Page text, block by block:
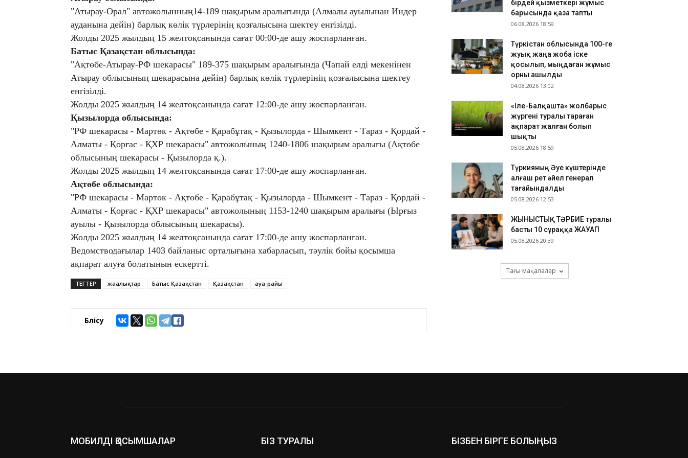
"Атырау-Орал" автожолынның14-189 шақырым аралығында (Алмалы ауылынан Индер
ауданына дейін) барлық көлік түрлерінің қозғалысына шектеу енгізілді.
Жолды 2025 жылдың 15 желтоқсанында сағат 00:00-де ашу жоспарланған.
Батыс Қазақстан облысында:
"Ақтөбе-Атырау-РФ шекарасы" 189-375 шақырым аралығында (Чапай елді мекенінен
Атырау облысының шекарасына дейін) барлық көлік түрлерінің қозғалысына шектеу
енгізілді.
Жолды 2025 жылдың 14 желтоқсанында сағат 12:00-де ашу жоспарланған.
Қызылорда облысында:
"РФ шекарасы - Мартөк - Ақтөбе - Қарабұтақ - Қызылорда - Шымкент - Тараз - Қордай -
Алматы - Қорғас - ҚХР шекарасы" автожолының 1240-1806 шақырым аралығы (Ақтөбе
облысының шекарасы - Қызылорда қ.).
Жолды 2025 жылдың 14 желтоқсанында сағат 17:00-де ашу жоспарланған.
Ақтөбе облысында:
"РФ шекарасы - Мартөк - Ақтөбе - Қарабұтақ - Қызылорда - Шымкент - Тараз - Қордай -
Алматы - Қорғас - ҚХР шекарасы" автожолының 1153-1240 шақырым аралығы (Ырғыз
ауылы - Қызылорда облысының шекарасы).
Жолды 2025 жылдың 14 желтоқсанында сағат 17:00-де ашу жоспарланған.
Ведомстводағылар 1403 байланыс орталығына хабарласып, тәулік бойы қосымша
ақпарат алуға болатынын ескертті.
ТЕГТЕР жаңалықтар Батыс Қазақстан Қазақстан ауа-райы
Бөлісу
ТҮРКІСТАН: Нұралхан Көшеров тұрғынды жеке
қабылдап, мәселесін шешу жолын түсіндірді
Қазақстан ұлттық құрамасының бұрынғы
футболшысы қайтыс болды
06.08.2026 17:32
ТҮРКІСТАН: Отырар ауданына келуші туристер
бірдей қызметкері жұмыс
барысында қаза тапты
06.08.2026 18:59
Түркістан облысында 100-ге
жуық жаңа жоба іске
қосылып, мыңдаған жұмыс
орны ашылды
04.08.2026 13:02
«Іле-Балқашта» жолбарыс
жүргені туралы тараған
ақпарат жалған болып
шықты
05.08.2026 18:59
Түркияның Әуе күштерінде
алғаш рет әйел генерал
тағайындалды
05.08.2026 12:53
ЖЫНЫСТЫҚ ТӘРБИЕ туралы
басты 10 сұраққа ЖАУАП
05.08.2026 20:39
Тағы мақалалар
МОБИЛДІ ҚОСЫМШАЛАР БІЗ ТУРАЛЫ БІЗБЕН БІРГЕ БОЛЫҢЫЗ